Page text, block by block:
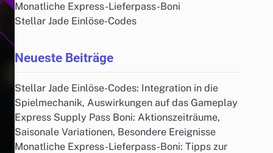
Monatliche Express-Lieferpass-Boni
Stellar Jade Einlöse-Codes
Neueste Beiträge
Stellar Jade Einlöse-Codes: Integration in die
Spielmechanik, Auswirkungen auf das Gameplay
Express Supply Pass Boni: Aktionszeiträume,
Saisonale Variationen, Besondere Ereignisse
Monatliche Express-Lieferpass-Boni: Tipps zur